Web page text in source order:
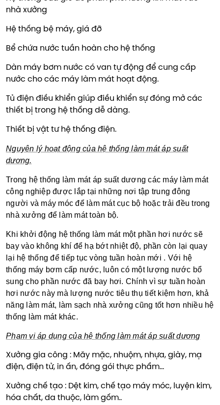
nhà xưởng
Hệ thống bệ máy, giá đỡ
Bể chứa nước tuần hoàn cho hệ thống
Dàn máy bơm nước có van tự động để cung cấp
nước cho các máy làm mát hoạt động.
Tủ điện điều khiển giúp điều khiển sự đóng mở các
thiết bị trong hệ thống dễ dàng.
Thiết bị vật tư hệ thống điện.
Nguyên lý hoạt động của hệ thống làm mát áp suất
dương.
Trong hệ thống làm mát áp suất dương các máy làm mát
công nghiệp được lắp tại những nơi tập trung đông
người và máy móc để làm mát cục bộ hoặc trải đều trong
nhà xưởng để làm mát toàn bộ.
Khi khởi động hệ thống làm mát một phần hơi nước sẽ
bay vào không khí để hạ bớt nhiệt độ, phần còn lại quay
lại hệ thống để tiếp tục vòng tuần hoàn mới . Với hệ
thống máy bơm cấp nước, luôn có một lượng nước bổ
sung cho phần nước đã bay hơi. Chính vì sự tuần hoàn
hơi nước này mà lượng nước tiêu thụ tiết kiệm hơn, khả
năng làm mát, làm sạch nhà xưởng cũng tốt hơn nhiều hệ
thống làm mát khác.
Phạm vi áp dụng của hệ thống làm mát áp suất dương
Xưởng gia công : Măy mặc, nhuộm, nhựa, giày, mạ
điện, điện tử, in ấn, đóng gói thực phẩm…
Xưởng chế tạo : Dệt kim, chế tạo máy móc, luyện kim,
hóa chất, da thuộc, làm gốm..